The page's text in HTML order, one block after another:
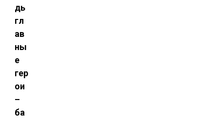
дь
гл
ав
ны
е
гер
ои
–
ба